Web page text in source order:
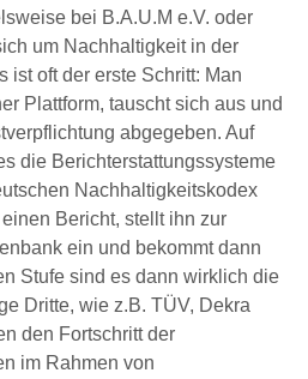
bei B.A.U.M e.V. oder
um Nachhaltigkeit in der
ist oft der erste Schritt: Man
Plattform, tauscht sich aus und
abgegeben. Auf
die Berichterstattungssysteme
Nachhaltigkeitskodex
Bericht, stellt ihn zur
ein und bekommt dann
Stufe sind es dann wirklich die
Dritte, wie z.B. TÜV, Dekra
den Fortschritt der
im Rahmen von